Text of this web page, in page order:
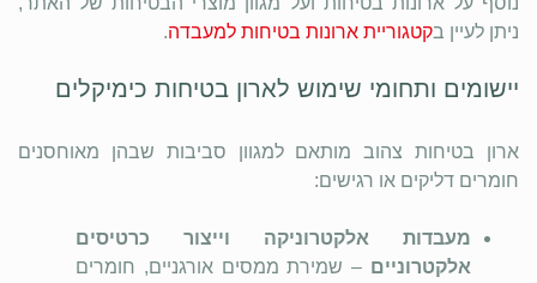
ניתן לעיין בקטגוריית ארונות בטיחות למעבדה.
יישומים ותחומי שימוש לארון בטיחות כימיקלים
ארון בטיחות צהוב מותאם למגוון סביבות שבהן מאוחסנים
חומרים דליקים או רגישים:
מעבדות אלקטרוניקה וייצור כרטיסים
אלקטרוניים – שמירת ממסים אורגניים, חומרים